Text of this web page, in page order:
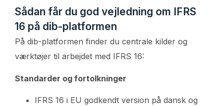
Sådan får du god vejledning om IFRS
16 på dib-platformen
På dib-platformen finder du centrale kilder og
værktøjer til arbejdet med IFRS 16:
Standarder og fortolkninger
IFRS 16 i EU godkendt version på dansk og